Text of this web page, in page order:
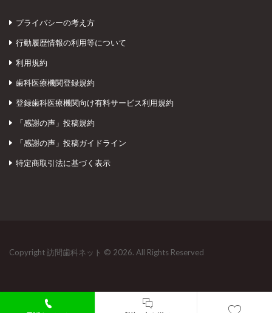
プライバシーの考え方
行動履歴情報の利用等について
利用規約
歯科医療機関登録規約
登録歯科医療機関向け有料サービス利用規約
「感謝の声」投稿規約
「感謝の声」投稿ガイドライン
特定商取引法に基づく表示
Copyright 訪問歯科ネット © 2026. All Rights Reserved